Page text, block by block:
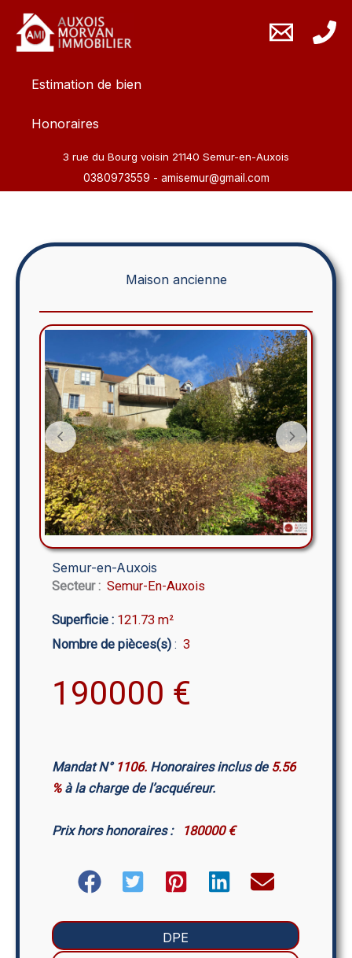
Aller
contenu
Estimation de bien
Honoraires
3 rue du Bourg voisin 21140 Semur-en-Auxois
0380973559 - amisemur@gmail.com
Maison ancienne
Semur-en-Auxois
Secteur : Semur-En-Auxois
Superficie : 121.73 m²
Nombre de pièces(s) : 3
190000 €
Mandat N° 1106. Honoraires inclus de5.56
%à la charge de l’acquéreur.
Prix hors honoraires : 180000 €
DPE